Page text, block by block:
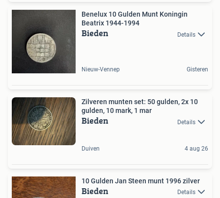
Benelux 10 Gulden Munt Koningin
Beatrix 1944-1994
Bieden Details
Nieuw-Vennep Gisteren
Zilveren munten set: 50 gulden, 2x 10
gulden, 10 mark, 1 mar
Bieden Details
Duiven 4 aug 26
10 Gulden Jan Steen munt 1996 zilver
Bieden Details